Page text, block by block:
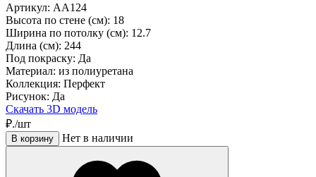
Артикул: AA124
Высота по стене (см): 18
Ширина по потолку (см): 12.7
Длина (см): 244
Под покраску: Да
Материал: из полиуретана
Коллекция: Перфект
Рисунок: Да
Скачать 3D модель
₽./шт
В корзину Нет в наличии